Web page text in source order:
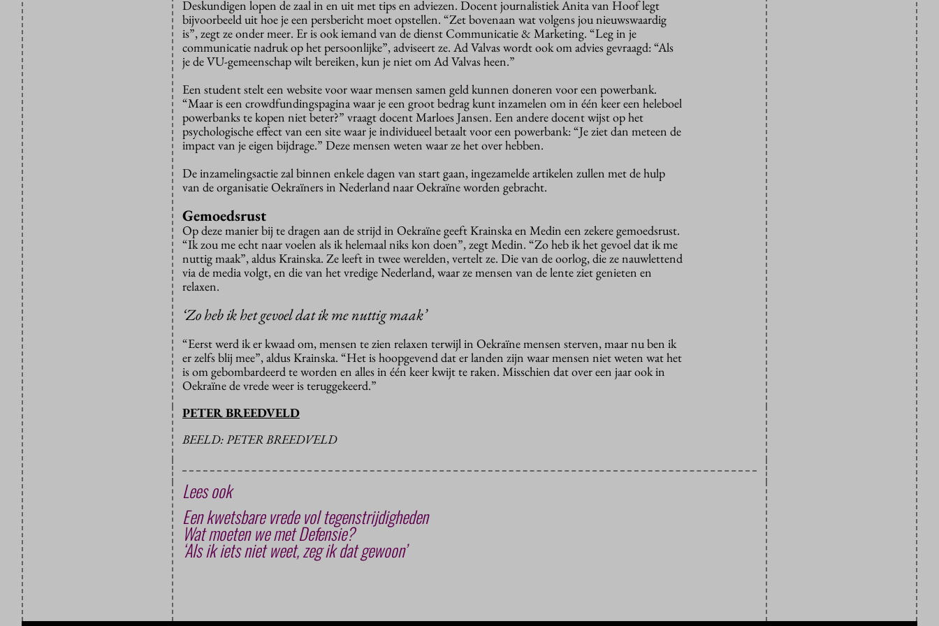
Deskundigen lopen de zaal in en uit met tips en adviezen. Docent journalistiek Anita van Hoof legt
bijvoorbeeld uit hoe je een persbericht moet opstellen. “Zet bovenaan wat volgens jou nieuwswaardig
is”, zegt ze onder meer. Er is ook iemand van de dienst Communicatie & Marketing. “Leg in je
communicatie nadruk op het persoonlijke”, adviseert ze. Ad Valvas wordt ook om advies gevraagd: “Als
je de VU-gemeenschap wilt bereiken, kun je niet om Ad Valvas heen.”
Een student stelt een website voor waar mensen samen geld kunnen doneren voor een powerbank.
“Maar is een crowdfundingspagina waar je een groot bedrag kunt inzamelen om in één keer een heleboel
powerbanks te kopen niet beter?” vraagt docent Marloes Jansen. Een andere docent wijst op het
psychologische effect van een site waar je individueel betaalt voor een powerbank: “Je ziet dan meteen de
impact van je eigen bijdrage.” Deze mensen weten waar ze het over hebben.
De inzamelingsactie zal binnen enkele dagen van start gaan, ingezamelde artikelen zullen met de hulp
van de organisatie Oekraïners in Nederland naar Oekraïne worden gebracht.
Gemoedsrust
Op deze manier bij te dragen aan de strijd in Oekraïne geeft Krainska en Medin een zekere gemoedsrust.
“Ik zou me echt naar voelen als ik helemaal niks kon doen”, zegt Medin. “Zo heb ik het gevoel dat ik me
nuttig maak”, aldus Krainska. Ze leeft in twee werelden, vertelt ze. Die van de oorlog, die ze nauwlettend
via de media volgt, en die van het vredige Nederland, waar ze mensen van de lente ziet genieten en
relaxen.
‘Zo heb ik het gevoel dat ik me nuttig maak’
“Eerst werd ik er kwaad om, mensen te zien relaxen terwijl in Oekraïne mensen sterven, maar nu ben ik
er zelfs blij mee”, aldus Krainska. “Het is hoopgevend dat er landen zijn waar mensen niet weten wat het
is om gebombardeerd te worden en alles in één keer kwijt te raken. Misschien dat over een jaar ook in
Oekraïne de vrede weer is teruggekeerd.”
PETER BREEDVELD
BEELD: PETER BREEDVELD
Lees ook
Een kwetsbare vrede vol tegenstrijdigheden
Wat moeten we met Defensie?
‘Als ik iets niet weet, zeg ik dat gewoon’